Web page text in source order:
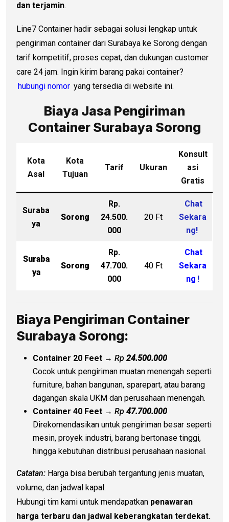
dan terjamin.
Line7 Container hadir sebagai solusi lengkap untuk
pengiriman container dari Surabaya ke Sorong dengan
tarif kompetitif, proses cepat, dan dukungan customer
care 24 jam. Ingin kirim barang pakai container?
hubungi nomor yang tersedia di website ini.
Biaya Jasa Pengiriman
Container Surabaya Sorong
Kota
Asal
Kota
Tujuan
Tarif Ukuran
Konsult
asi
Gratis
Suraba
ya
Sorong
Rp.
24.500.
000
20 Ft
Chat
Sekara
ng!
Suraba
ya
Sorong
Rp.
47.700.
000
40 Ft
Chat
Sekara
ng !
Biaya Pengiriman Container
Surabaya Sorong:
Container 20 Feet → Rp 24.500.000
Cocok untuk pengiriman muatan menengah seperti
furniture, bahan bangunan, sparepart, atau barang
dagangan skala UKM dan perusahaan menengah.
Container 40 Feet → Rp 47.700.000
Direkomendasikan untuk pengiriman besar seperti
mesin, proyek industri, barang bertonase tinggi,
hingga kebutuhan distribusi perusahaan nasional.
Catatan: Harga bisa berubah tergantung jenis muatan,
volume, dan jadwal kapal.
Hubungi tim kami untuk mendapatkan penawaran
harga terbaru dan jadwal keberangkatan terdekat.